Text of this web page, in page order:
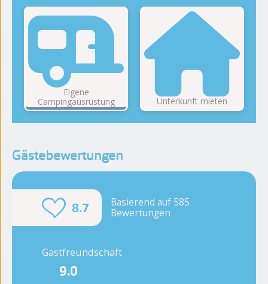
Eigene
Campingausrüstung
Unterkunft mieten
Gästebewertungen
8.7
Basierend auf 585
Bewertungen
Gastfreundschaft
9.0